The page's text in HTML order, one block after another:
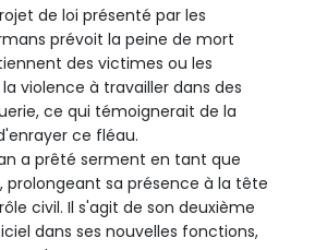
de loi présenté par les
prévoit la peine de mort
des victimes ou les
violence à travailler dans des
ce qui témoignerait de la
ce fléau.
a prêté serment en tant que
prolongeant sa présence à la tête
civil. Il s'agit de son deuxième
dans ses nouvelles fonctions,